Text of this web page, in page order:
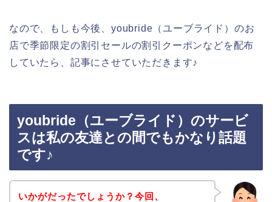
なので、もしも今後、youbride（ユーブライド）のお
店で季節限定の割引セールの割引クーポンなどを配布
していたら、記事にさせていただきます♪
youbride（ユーブライド）のサービ
スは私の友達との間でもかなり話題
です♪
いかがだったでしょうか？今回、